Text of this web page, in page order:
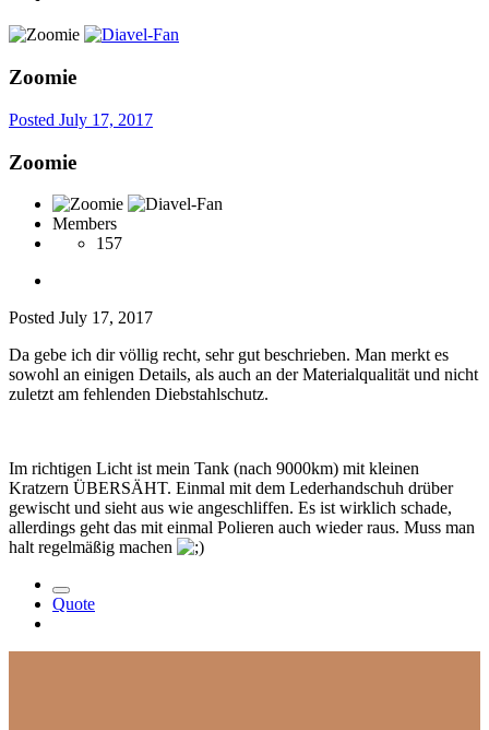
Zoomie
Posted July 17, 2017
Zoomie
Members
157
Posted July 17, 2017
Da gebe ich dir völlig recht, sehr gut beschrieben. Man merkt es
sowohl an einigen Details, als auch an der Materialqualität und nicht
zuletzt am fehlenden Diebstahlschutz.
Im richtigen Licht ist mein Tank (nach 9000km) mit kleinen
Kratzern ÜBERSÄHT. Einmal mit dem Lederhandschuh drüber
gewischt und sieht aus wie angeschliffen. Es ist wirklich schade,
allerdings geht das mit einmal Polieren auch wieder raus. Muss man
halt regelmäßig machen
Quote